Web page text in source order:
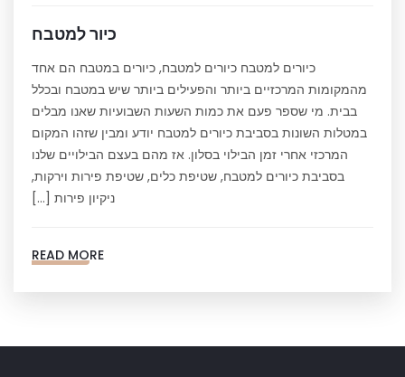
כיור למטבח
כיורים למטבח כיורים למטבח, כיורים במטבח הם אחד
מהמקומות המרכזיים ביותר והפעילים ביותר שיש במטבח ובכלל
בבית. מי שספר פעם את כמות השעות השבועיות שאנו מבלים
במטלות השונות בסביבת כיורים למטבח יודע ומבין שזהו המקום
המרכזי אחרי זמן הבילוי בסלון. אז מהם בעצם הבילויים שלנו
בסביבת כיורים למטבח, שטיפת כלים, שטיפת פירות וירקות,
ניקיון פירות […]
READ MORE